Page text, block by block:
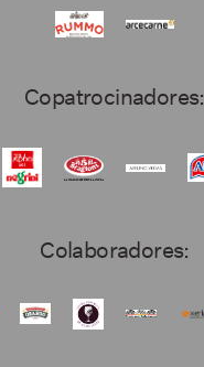
Copatrocinadores:
Colaboradores: